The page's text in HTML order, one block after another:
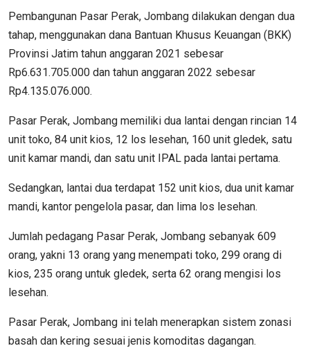
Pembangunan Pasar Perak, Jombang dilakukan dengan dua
tahap, menggunakan dana Bantuan Khusus Keuangan (BKK)
Provinsi Jatim tahun anggaran 2021 sebesar
Rp6.631.705.000 dan tahun anggaran 2022 sebesar
Rp4.135.076.000.
Pasar Perak, Jombang memiliki dua lantai dengan rincian 14
unit toko, 84 unit kios, 12 los lesehan, 160 unit gledek, satu
unit kamar mandi, dan satu unit IPAL pada lantai pertama.
Sedangkan, lantai dua terdapat 152 unit kios, dua unit kamar
mandi, kantor pengelola pasar, dan lima los lesehan.
Jumlah pedagang Pasar Perak, Jombang sebanyak 609
orang, yakni 13 orang yang menempati toko, 299 orang di
kios, 235 orang untuk gledek, serta 62 orang mengisi los
lesehan.
Pasar Perak, Jombang ini telah menerapkan sistem zonasi
basah dan kering sesuai jenis komoditas dagangan.